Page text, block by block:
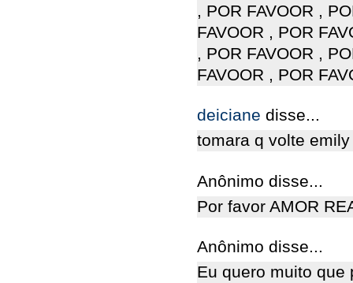
, POR FAVOOR ,
FAVOOR , POR
, POR FAVOOR ,
FAVOOR , POR
deiciane disse...
tomara q volte
Anônimo disse...
Por favor AMOR
Anônimo disse...
Eu quero muito que